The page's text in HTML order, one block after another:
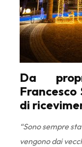
Da
Francesco
di
“Sono sempre
vengono dai